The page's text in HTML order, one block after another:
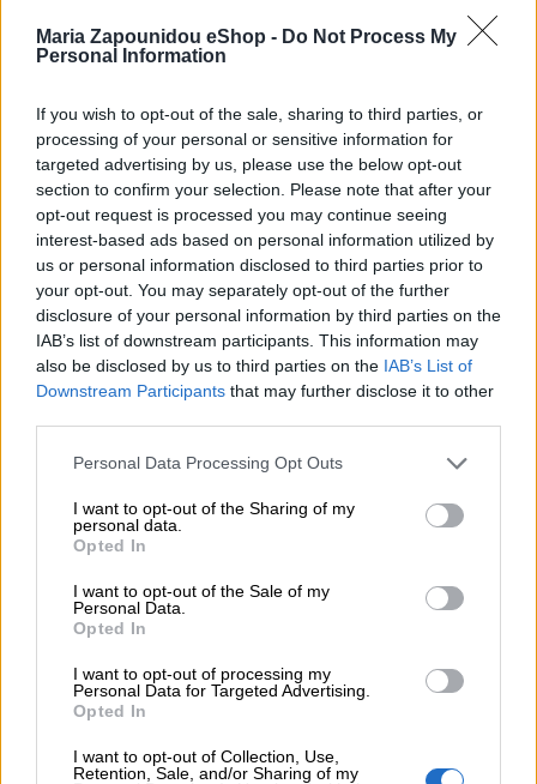
Maria Zapounidou eShop - Do Not Process My
Personal Information
If you wish to opt-out of the sale, sharing to third parties, or
processing of your personal or sensitive information for
targeted advertising by us, please use the below opt-out
section to confirm your selection. Please note that after your
opt-out request is processed you may continue seeing
interest-based ads based on personal information utilized by
us or personal information disclosed to third parties prior to
your opt-out. You may separately opt-out of the further
disclosure of your personal information by third parties on the
IAB’s list of downstream participants. This information may
also be disclosed by us to third parties on the IAB’s List of
Downstream Participants that may further disclose it to other
Personal Data Processing Opt Outs
I want to opt-out of the Sharing of my
personal data.
Opted In
I want to opt-out of the Sale of my
Personal Data.
Opted In
I want to opt-out of processing my
Personal Data for Targeted Advertising.
Opted In
I want to opt-out of Collection, Use,
Retention, Sale, and/or Sharing of my
Ivy midi dress
Φορέματα,Midi,Ένδυση,
Exclusive M/Z clothes
210,00
Επιλογή
Monaco dress
Φορέματα, Maxi,Ένδυση,
Exclusive M/Z clothes
€240,00
Επιλογή
Paris white Atzela midi dress